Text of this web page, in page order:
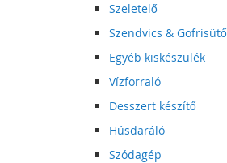
Szeletelő
Szendvics & Gofrisütő
Egyéb kiskészülék
Vízforraló
Desszert készítő
Húsdaráló
Szódagép